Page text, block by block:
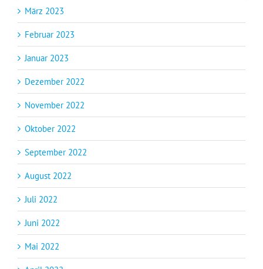
März 2023
Februar 2023
Januar 2023
Dezember 2022
November 2022
Oktober 2022
September 2022
August 2022
Juli 2022
Juni 2022
Mai 2022